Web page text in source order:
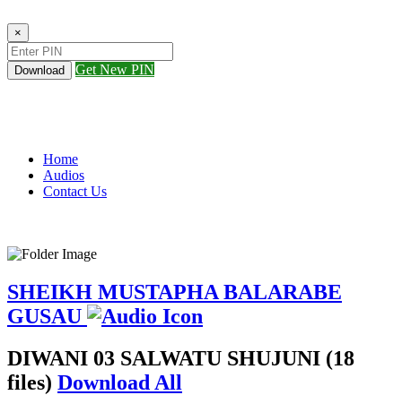
×
Download Get New PIN
Home
Audios
Contact Us
SHEIKH MUSTAPHA BALARABE
GUSAU
DIWANI 03 SALWATU SHUJUNI (18
files) Download All